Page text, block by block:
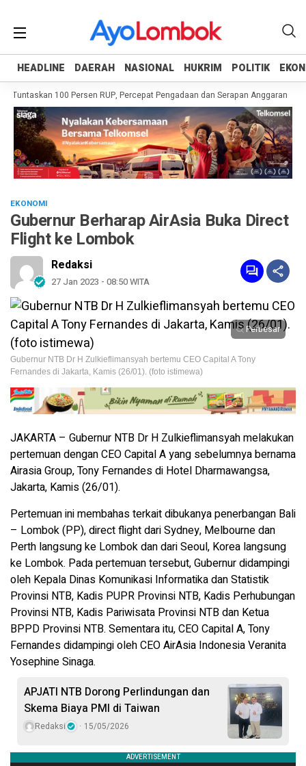
HEADLINE DAERAH NASIONAL HUKRIM POLITIK
HEADLINE DAERAH NASIONAL HUKRIM POLITIK
100 Persen RUP, Percepat Pengadaan dan Serapan Anggaran
EKONOMI
Gubernur Berharap AirAsia Buka Direct
Flight ke Lombok
Redaksi
27 Jan 2023 - 08:50 WITA
Perbesar
Gubernur NTB Dr H Zulkieflimansyah bertemu CEO Capital A Tony
Fernandes di Jakarta, Kamis (26/01). (foto istimewa)
JAKARTA – Gubernur NTB Dr H Zulkieflimansyah melakukan
pertemuan dengan CEO Capital A yang sebelumnya bernama
Airasia Group, Tony Fernandes di Hotel Dharmawangsa,
Jakarta, Kamis (26/01).
Pertemuan ini membahas terkait dibukanya penerbangan Bali
– Lombok (PP), direct flight dari Sydney, Melbourne dan
Perth langsung ke Lombok dan dari Seoul, Korea langsung
ke Lombok. Pada pertemuan tersebut, Gubernur didampingi
oleh Kepala Dinas Komunikasi Informatika dan Statistik
Provinsi NTB, Kadis PUPR Provinsi NTB, Kadis Perhubungan
Provinsi NTB, Kadis Pariwisata Provinsi NTB dan Ketua
BPPD Provinsi NTB. Sementara itu, CEO Capital A, Tony
Fernandes didampingi oleh CEO AirAsia Indonesia Veranita
Yosephine Sinaga.
APJATI NTB Dorong Perlindungan dan
Skema Biaya PMI di Taiwan
Redaksi 15/05/2026